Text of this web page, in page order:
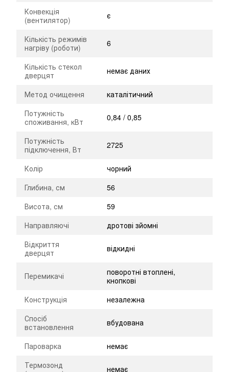
Конвекція
(вентилятор)
є
Кількість режимів
нагріву (роботи)
6
Кількість стекол
дверцят
немає даних
Метод очищення
каталітичний
Потужність
споживання, кВт
0,84 / 0,85
Потужність
підключення, Вт
2725
Колір
чорний
Глибина, см
56
Висота, см
59
Направляючі
дротові зйомні
Відкриття
дверцят
відкидні
Перемикачі
поворотні втоплені,
кнопкові
Конструкція
незалежна
Спосіб
встановлення
вбудована
Пароварка
немає
Термозонд
немає